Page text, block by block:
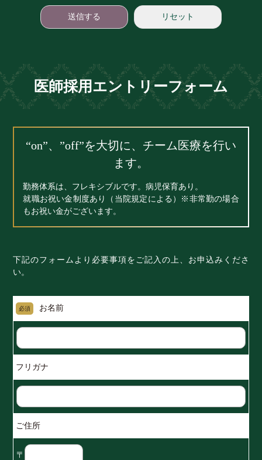
医師採用エントリーフォーム
“on”、”off”を大切に、チーム医療を行い
ます。
勤務体系は、フレキシブルです。病児保育あり。
就職お祝い金制度あり（当院規定による）※非常勤の場合
もお祝い金がございます。
下記のフォームより必要事項をご記入の上、お申込みくださ
い。
必須 お名前
フリガナ
ご住所
〒